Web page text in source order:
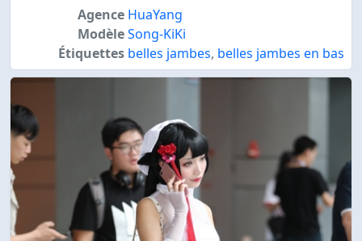
Agence HuaYang
ModèleSong-KiKi
Étiquettes belles jambes, belles jambes en bas